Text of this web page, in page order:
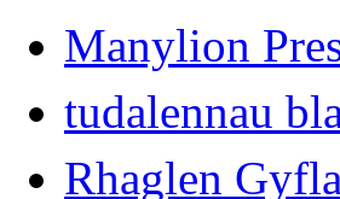
Manylion
tudalennau
Rhaglen